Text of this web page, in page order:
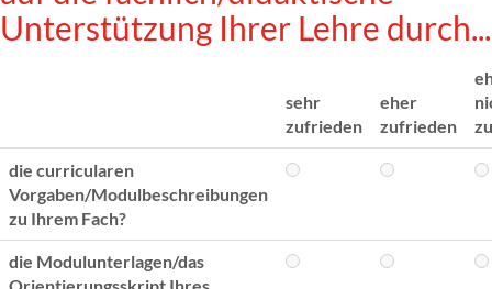
Unterstützung Ihrer Lehre durch...
sehr
zufrieden
eher
zufrieden
die curricularen
Vorgaben/Modulbeschreibungen
zu Ihrem Fach?
die Modulunterlagen/das